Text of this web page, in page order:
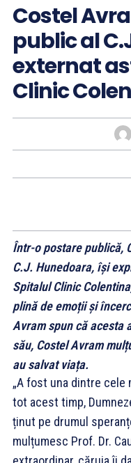
Costel
public al
externat
Clinic
Într-o postare publică,
C.J. Hunedoara, își
Spitalul Clinic
plină de emoții și
Avram spun că acesta
său, Costel Avram
au salvat viața.
„A fost una dintre cele
tot acest timp,
ținut pe drumul
mulțumesc Prof. Dr.